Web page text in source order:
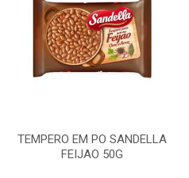
TEMPERO EM PO SANDELLA
FEIJAO 50G